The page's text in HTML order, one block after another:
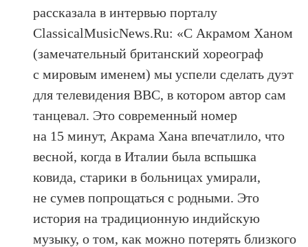
рассказала в интервью порталу
ClassicalMusicNews.Ru: «C Акрамом Ханом
(замечательный британский хореограф
с мировым именем) мы успели сделать дуэт
для телевидения BBC, в котором автор сам
танцевал. Это современный номер
на 15 минут, Акрама Хана впечатлило, что
весной, когда в Италии была вспышка
ковида, старики в больницах умирали,
не сумев попрощаться с родными. Это
история на традиционную индийскую
музыку, о том, как можно потерять близкого